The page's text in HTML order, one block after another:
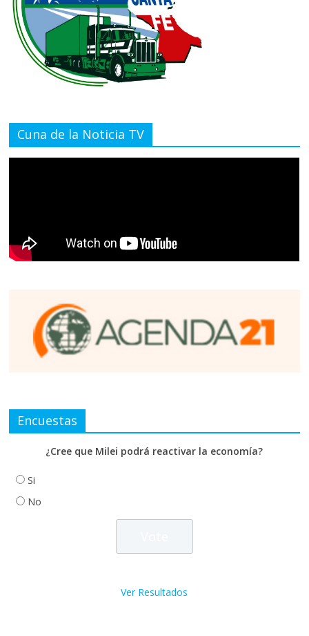
Cuna de la Noticia TV
Encuestas
¿Cree que Milei podrá reactivar la economía?
Si
No
Ver Resultados